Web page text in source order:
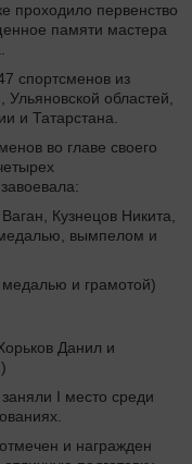
проходило первенство
памяти мастера
спортсменов из
Ульяновской областей,
и Татарстана.
во главе своего
Кузнецов Никита,
вымпелом и
и грамотой)
Данил и
I место среди
и награжден